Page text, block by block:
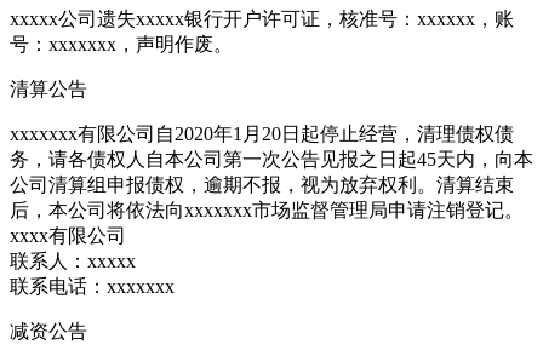
xxxxx公司遗失xxxxx银行开户许可证，核准号：xxxxxx，账
号：xxxxxxx，声明作废。
清算公告
xxxxxxx有限公司自2020年1月20日起停止经营，清理债权债
务，请各债权人自本公司第一次公告见报之日起45天内，向本
公司清算组申报债权，逾期不报，视为放弃权利。清算结束
后，本公司将依法向xxxxxxx市场监督管理局申请注销登记。
xxxx有限公司
联系人：xxxxx
联系电话：xxxxxxx
减资公告